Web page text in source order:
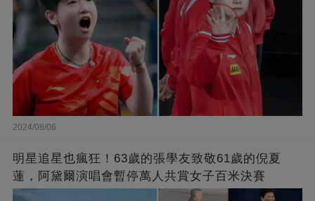
2024/08/06
明星追星也瘋狂！63歲的張學友致敬61歲的倪夏
蓮，阿黛爾演唱會暫停萬人共賞女子百米決賽